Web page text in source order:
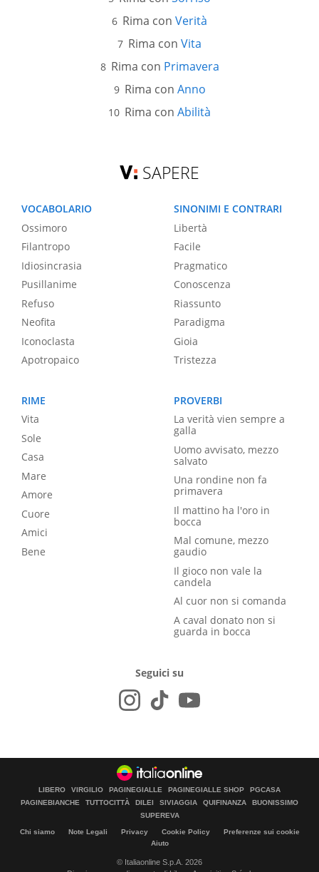
Rima con Verità
Rima con Vita
Rima con Primavera
Rima con Anno
Rima con Abilità
SAPERE
VOCABOLARIO
Ossimoro
Filantropo
Idiosincrasia
Pusillanime
Refuso
Neofita
Iconoclasta
Apotropaico
SINONIMI E CONTRARI
Libertà
Facile
Pragmatico
Conoscenza
Riassunto
Paradigma
Gioia
Tristezza
RIME
Vita
Sole
Casa
Mare
Amore
Cuore
Amici
Bene
PROVERBI
La verità vien sempre a
galla
Uomo avvisato, mezzo
salvato
Una rondine non fa
primavera
Il mattino ha l'oro in
bocca
Mal comune, mezzo
gaudio
Il gioco non vale la
candela
Al cuor non si comanda
A caval donato non si
guarda in bocca
Seguici su
LIBERO VIRGILIO PAGINEGIALLE PAGINEGIALLE SHOP
PGCASA
PAGINEBIANCHE
TUTTOCITTÀ DILEI SIVIAGGIA QUIFINANZA
BUONISSIMO
SUPEREVA
Chi siamo Note Legali Privacy Cookie Policy
Preferenze sui cookie
Aiuto
© Italiaonline S.p.A. 2026